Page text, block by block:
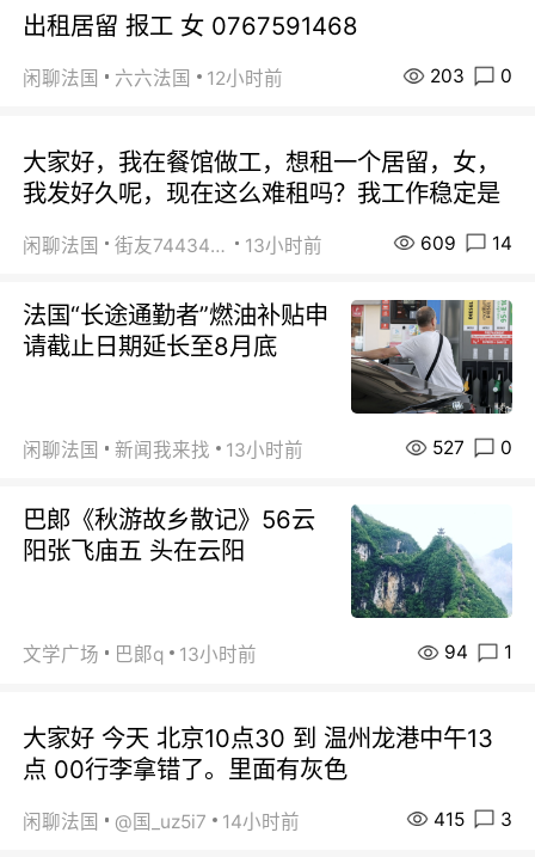
出租居留 报工 女 0767591468
闲聊法国 六六法国 12小时前 203 0
大家好，我在餐馆做工，想租一个居留，女，
我发好久呢，现在这么难租吗？我工作稳定是
闲聊法国 街友74434350 13小时前 609 14
法国“长途通勤者”燃油补贴申
请截止日期延长至8月底
闲聊法国 新闻我来找 13小时前 527 0
巴郞《秋游故乡散记》56云
阳张飞庙五 头在云阳
文学广场 巴郞q 13小时前 94 1
大家好 今天 北京10点30 到 温州龙港中午13
点 00行李拿错了。里面有灰色
闲聊法国 @国_uz5i7 14小时前 415 3